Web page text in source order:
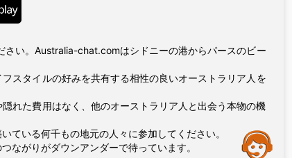
い。Australia-chat.comはシドニーの港からパースのビー
スタイルの好みを共有する相性の良いオーストラリア人を
れた費用はなく、他のオーストラリア人と出会う本物の機
ている何千もの地元の人々に参加してください。
ながりがダウンアンダーで待っています。
Assistance